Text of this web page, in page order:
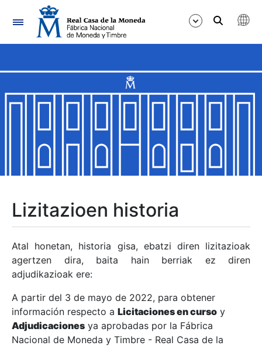
Nabigazioa
Erakutsi/Ezkutatu
Erakutsi/Ezkutatu
Erakutsi/Ezkutatu
Erakutsi/Ezkutatu
Erakutsi/Ezkutatu
Erakutsi/Ezkutatu
Erakutsi/Ezkutatu
Lizitazioen historia
Atal honetan, historia gisa, ebatzi diren lizitazioak
agertzen dira, baita hain berriak ez diren
adjudikazioak ere:
A partir del 3 de mayo de 2022, para obtener
información respecto a Licitaciones en curso y
Adjudicaciones ya aprobadas por la Fábrica
Nacional de Moneda y Timbre - Real Casa de la